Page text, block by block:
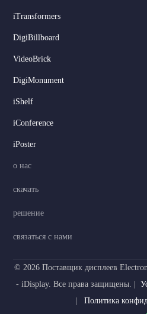
iTransformers
DigiBillboard
VideoBrick
DigiMonument
iShelf
iConference
iPoster
о нас
скачать
решение
связаться с нами
© 2026 Поставщик дисплеев
- iDisplay. Все права защищены. |
Политика
Spanish